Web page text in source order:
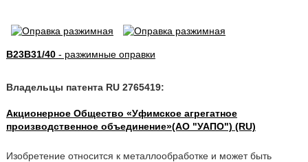
B23B31/40- разжимные оправки
Владельцы патента RU 2765419:
Акционерное Общество «Уфимское агрегатное
производственное объединение»(АО "УАПО") (RU)
Изобретение относится к металлообработке и может быть